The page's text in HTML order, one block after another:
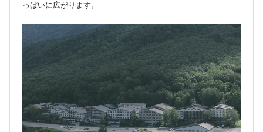
っぱいに広がります。